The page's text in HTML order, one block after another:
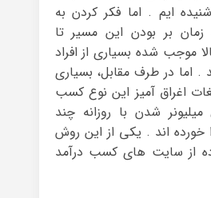
ایم . اما فکر کردن به
زمان بر بودن این مسیر تا
موجب شده بسیاری از افراد
. اما در طرف مقابل، بسیاری
اغراق آمیز این نوع کسب
شدن با روزانه چند
خورده اند . یکی از این روش
از سایت های کسب درآمد